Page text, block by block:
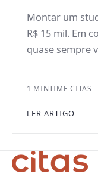
Montar um
R$ 15 mil. Em
quase sempre
1 MINTIME CITAS
LER ARTIGO